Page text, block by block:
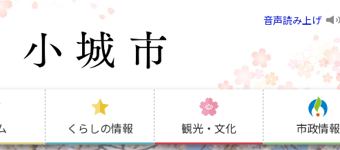
音声読み上げ
くらしの情報 観光・文化 市政情報